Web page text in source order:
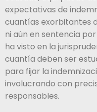
expectativas de
cuantías exorbitantes
ni aún en sentencia
ha visto en la
cuantía deben ser
para fijar la
involucrando con
responsables.